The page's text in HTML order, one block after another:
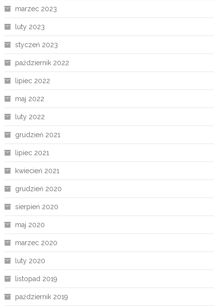
marzec 2023
luty 2023
styczeń 2023
październik 2022
lipiec 2022
maj 2022
luty 2022
grudzień 2021
lipiec 2021
kwiecień 2021
grudzień 2020
sierpień 2020
maj 2020
marzec 2020
luty 2020
listopad 2019
październik 2019